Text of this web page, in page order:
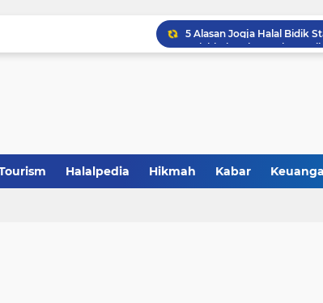
Sertifikasi Halal Barang
Saatnya UMKM
Halalpedia Hikmah Kabar